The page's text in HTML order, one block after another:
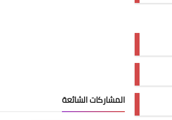
المشاركات الشائعة